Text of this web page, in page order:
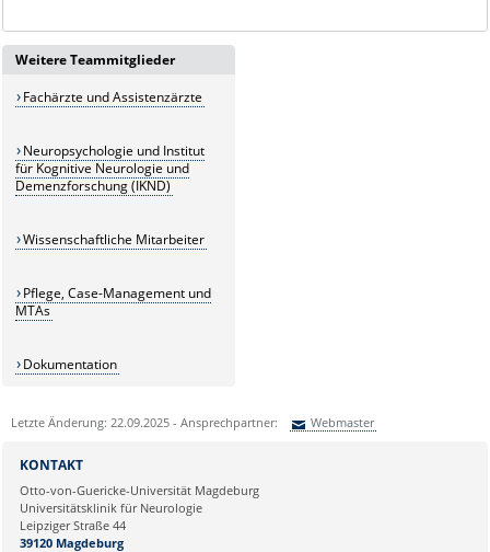
Weitere Teammitglieder
Fachärzte und Assistenzärzte
Neuropsychologie und Institut
für Kognitive Neurologie und
Demenzforschung (IKND)
Wissenschaftliche Mitarbeiter
Pflege, Case-Management und
MTAs
Dokumentation
Letzte Änderung: 22.09.2025 - Ansprechpartner: Webmaster
Ihre E-Mailadresse:
Ihr Anliegen:
KONTAKT
Otto-von-Guericke-Universität Magdeburg
Universitätsklinik für Neurologie
Leipziger Straße 44
39120 Magdeburg